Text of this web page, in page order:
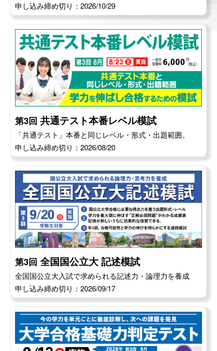
申し込み締め切り：2026/10/29
第3回 共通テスト本番レベル模試
「共通テスト」本番と同じレベル・形式・出題範囲。
申し込み締め切り：2026/08/20
第3回 全国国公立大 記述模試
全国国公立大入試で求められる記述力・論理力を養成
申し込み締め切り：2026/09/17